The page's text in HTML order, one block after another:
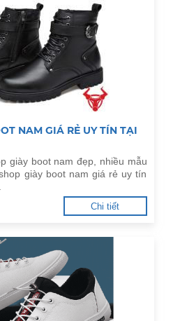
NAM GIÁ RẺ UY TÍN TẠI
giày boot nam đẹp, nhiều mẫu
giày boot nam giá rẻ uy tín
Chi tiết